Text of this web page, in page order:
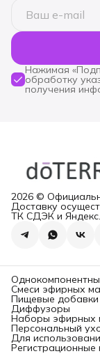
Нажимая
обработку
получения
2026 ©
Доставку
ТК СДЭК и Яндекс.
Смеси эфирных
Пищевые добавки
Диффузоры
Наборы эфирных
Персональный
Для